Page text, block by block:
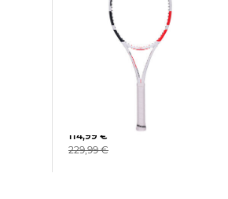
114,99 €
229,99 €